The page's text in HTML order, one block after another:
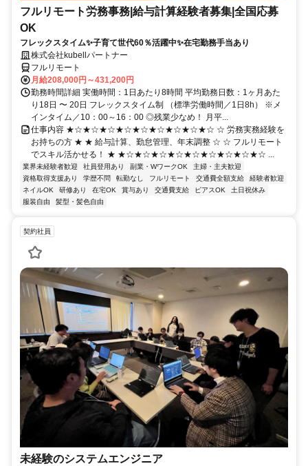
フルリモート労務事務|給与計算経験者募集|全国応募
OK
フレックスタイム✨子育て世代60％活躍中✨在宅勤務手当あり
株式会社kubellパートナー
フルリモート
月給208,000円～431,200円
勤務時間詳細 実働時間：1日あたり8時間 平均勤務日数：1ヶ月あた
り18日 〜 20日 フレックスタイム制 （標準労働時間／1日8h） ※メ
インタイム／10：00～16：00 ◎残業少なめ！ 月平...
仕事内容 ★☆★☆★☆★☆★☆★☆★☆★☆★☆ ☆ 労務実務経験を
お持ちの方 ★ ★ 給与計算、勤怠管理、年末調整 ☆ ☆ フルリモート
でスキル活かせる！ ★ ★☆★☆★☆★☆★☆★☆★☆★☆★☆ ...
業界未経験者歓迎 社員登用あり 副業・WワークOK
主婦・主夫歓迎
資格取得支援あり
学歴不問 転勤なし フルリモート 交通費全額支給
経験者歓迎
ネイルOK
研修あり 在宅OK 賞与あり 交通費支給 ピアスOK
土日祝休み
服装自由
髪型・髪色自由
契約社員
未経験のシステムエンジニア